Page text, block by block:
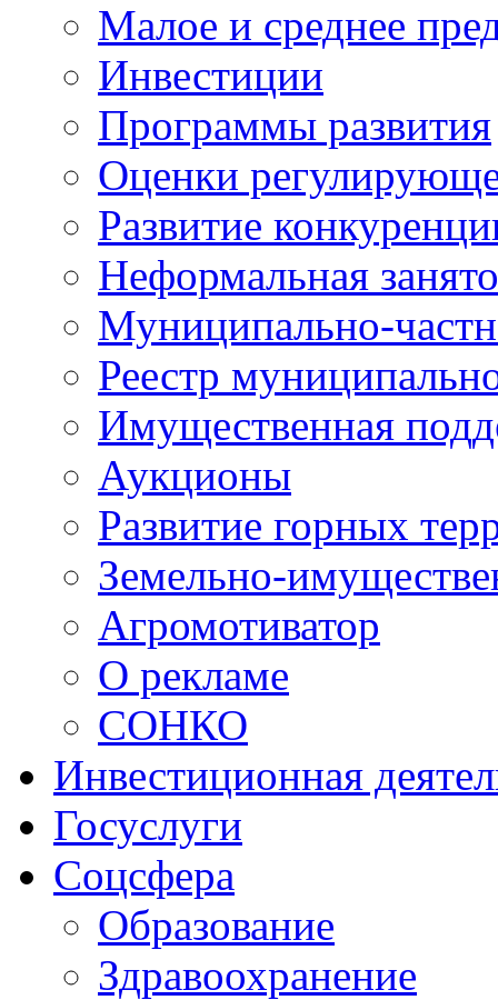
Малое и среднее
Инвестиции
Программы развития
Оценки
Развитие
Неформальная
Муниципально-
Реестр
Имущественная
Аукционы
Развитие горных
Земельно-
Агромотиватор
О рекламе
СОНКО
Инвестиционная
Госуслуги
Соцсфера
Образование
Здравоохранение